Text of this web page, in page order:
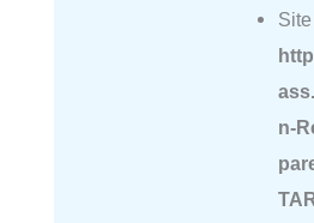
n-